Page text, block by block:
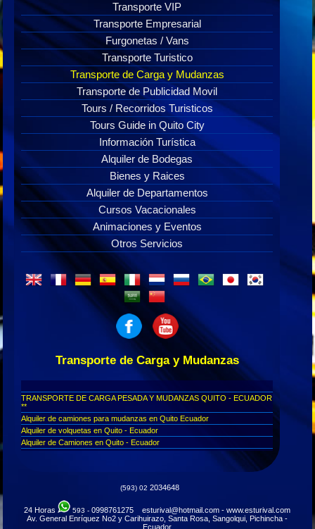
Transporte VIP
Transporte Empresarial
Furgonetas / Vans
Transporte Turistico
Transporte de Carga y Mudanzas
Transporte de Publicidad Movil
Tours / Recorridos Turisticos
Tours Guide in Quito City
Información Turística
Alquiler de Bodegas
Bienes y Raices
Alquiler de Departamentos
Cursos Vacacionales
Animaciones y Eventos
Otros Servicios
Transporte de Carga y Mudanzas
TRANSPORTE DE CARGA PESADA Y MUDANZAS QUITO - ECUADOR
**
Alquiler de camiones para mudanzas en Quito Ecuador
Alquiler de volquetas en Quito - Ecuador
Alquiler de Camiones en Quito - Ecuador
Desbanques en Quito Ecuador
Mudanzas y Embalaje en Quito - Ecuador
Mudanzas en Quito Ecuador
Renta y alquiler de camiones en Quito - Ecuador
(593) 02 2034648
24 Horas 593 - 0998761275 esturival@hotmail.com - www.esturival.com
Av. General Enríquez No2 y Carihuirazo, Santa Rosa, Sangolqui, Pichincha -
Ecuador